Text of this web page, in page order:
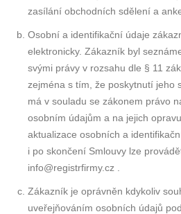
zasílání obchodních sdělení a
Osobní a identifikační údaje
elektronicky. Zákazník byl
svými právy v rozsahu dle § 11
zejména s tím, že poskytnutí jeho
má v souladu se zákonem právo
osobním údajům a na jejich
aktualizace osobních a
i po skončení Smlouvy lze
info@registrfirmy.cz .
Zákazník je oprávněn kdykoliv
uveřejňováním osobních údajů